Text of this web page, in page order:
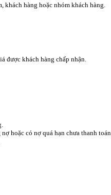
khách hàng hoặc nhóm khách hàng.
được khách hàng chấp nhận.
hoặc có nợ quá hạn chưa thanh toán.